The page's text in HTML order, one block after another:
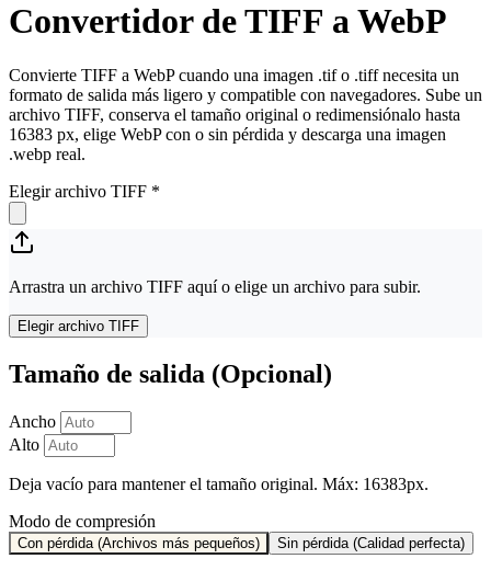
Convertidor de TIFF a WebP
Convierte TIFF a WebP cuando una imagen .tif o .tiff necesita un
formato de salida más ligero y compatible con navegadores. Sube un
archivo TIFF, conserva el tamaño original o redimensiónalo hasta
16383 px, elige WebP con o sin pérdida y descarga una imagen
.webp real.
Elegir archivo TIFF *
Arrastra un archivo TIFF aquí o elige un archivo para subir.
Elegir archivo TIFF
Tamaño de salida (Opcional)
Ancho
Alto
Deja vacío para mantener el tamaño original. Máx: 16383px.
Modo de compresión
Con pérdida (Archivos más pequeños) Sin pérdida (Calidad perfecta)